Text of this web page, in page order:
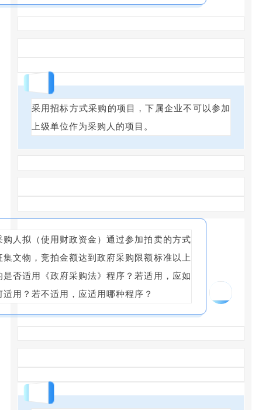
采用招标方式采购的项目，下属企业不可以参加
上级单位作为采购人的项目。
购人拟（使用财政资金）通过参加拍卖的方式
集文物，竞拍金额达到政府采购限额标准以上
是否适用《政府采购法》程序？若适用，应如
适用？若不适用，应适用哪种程序？